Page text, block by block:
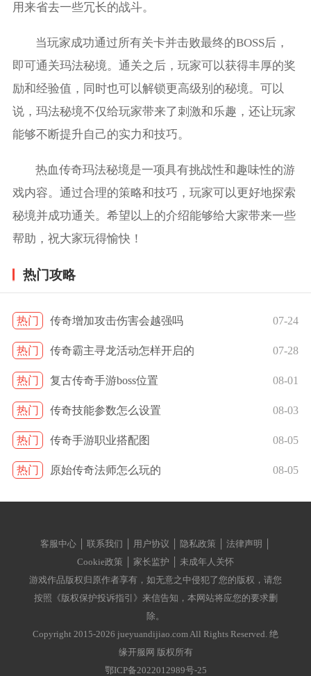
用来省去一些冗长的战斗。
当玩家成功通过所有关卡并击败最终的BOSS后，
即可通关玛法秘境。通关之后，玩家可以获得丰厚的奖
励和经验值，同时也可以解锁更高级别的秘境。可以
说，玛法秘境不仅给玩家带来了刺激和乐趣，还让玩家
能够不断提升自己的实力和技巧。
热血传奇玛法秘境是一项具有挑战性和趣味性的游
戏内容。通过合理的策略和技巧，玩家可以更好地探索
秘境并成功通关。希望以上的介绍能够给大家带来一些
帮助，祝大家玩得愉快！
热门攻略
热门 传奇增加攻击伤害会越强吗 07-24
热门 传奇霸主寻龙活动怎样开启的 07-28
热门 复古传奇手游boss位置 08-01
热门 传奇技能参数怎么设置 08-03
热门 传奇手游职业搭配图 08-05
热门 原始传奇法师怎么玩的 08-05
客服中心 │ 联系我们 │ 用户协议 │ 隐私政策 │ 法律声明 │
Cookie政策 │ 家长监护 │ 未成年人关怀
游戏作品版权归原作者享有，如无意之中侵犯了您的版权，请您
按照《版权保护投诉指引》来信告知，本网站将应您的要求删
除。
Copyright 2015-2026 jueyuandijiao.com All Rights Reserved. 绝
缘开服网 版权所有
鄂ICP备2022012989号-25